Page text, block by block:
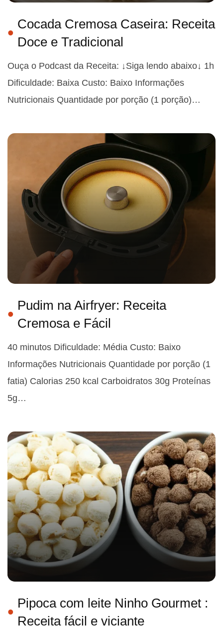
Cocada Cremosa Caseira: Receita
Doce e Tradicional
Ouça o Podcast da Receita: ↓Siga lendo abaixo↓ 1h
Dificuldade: Baixa Custo: Baixo Informações
Nutricionais Quantidade por porção (1 porção)…
Pudim na Airfryer: Receita
Cremosa e Fácil
40 minutos Dificuldade: Média Custo: Baixo
Informações Nutricionais Quantidade por porção (1
fatia) Calorias 250 kcal Carboidratos 30g Proteínas
5g…
Pipoca com leite Ninho Gourmet :
Receita fácil e viciante